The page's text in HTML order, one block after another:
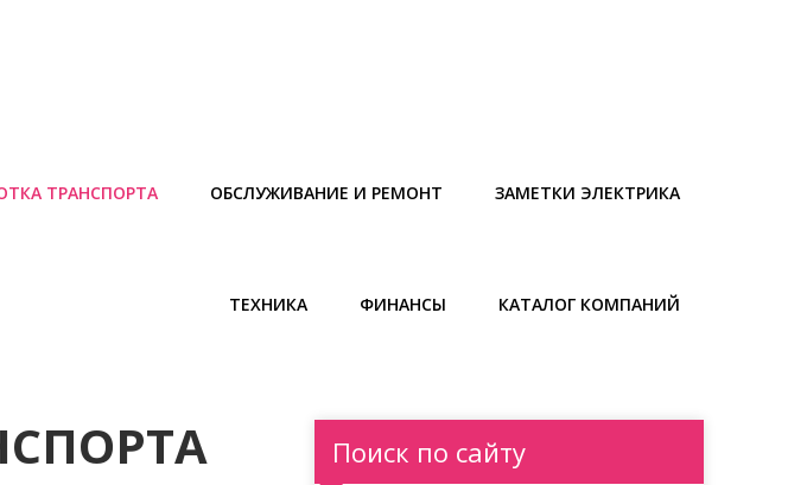
ТРАНСПОРТА ОБСЛУЖИВАНИЕ И РЕМОНТ ЗАМЕТКИ ЭЛЕКТРИКА
ТЕХНИКА ФИНАНСЫ КАТАЛОГ КОМПАНИЙ
Поиск по сайту